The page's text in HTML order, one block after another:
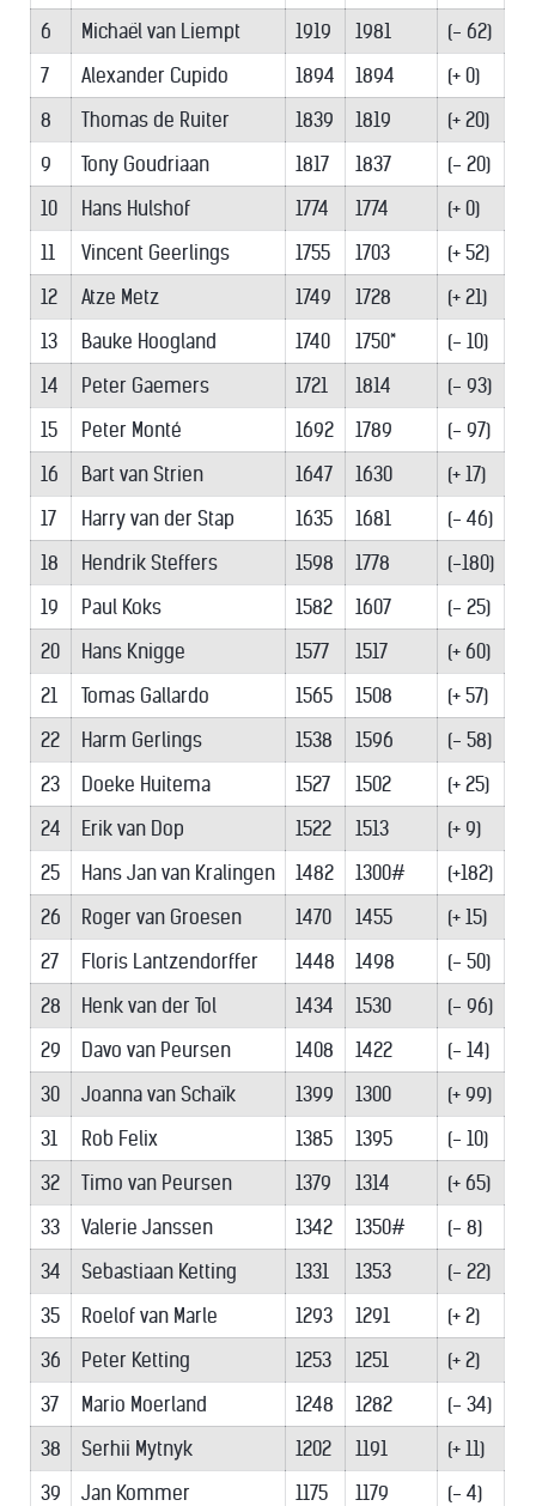
6
Michaël van Liempt 1919 1981
(- 62)
7
Alexander Cupido 1894 1894
(+ 0)
8
Thomas de Ruiter 1839 1819
(+ 20)
9
Tony Goudriaan 1817 1837
(- 20)
10
Hans Hulshof 1774 1774
(+ 0)
11
Vincent Geerlings 1755 1703
(+ 52)
12
Atze Metz 1749 1728
(+ 21)
13
Bauke Hoogland 1740 1750*
(- 10)
14
Peter Gaemers 1721 1814
(- 93)
15
Peter Monté 1692 1789
(- 97)
16
Bart van Strien 1647 1630
(+ 17)
17
Harry van der Stap 1635 1681
(- 46)
18
Hendrik Steffers 1598 1778
(-180)
19
Paul Koks 1582 1607
(- 25)
20
Hans Knigge 1577 1517
(+ 60)
21
Tomas Gallardo 1565 1508
(+ 57)
22
Harm Gerlings 1538 1596
(- 58)
23
Doeke Huitema 1527 1502
(+ 25)
24
Erik van Dop 1522 1513
(+ 9)
25
Hans Jan van Kralingen 1482 1300#
(+182)
26
Roger van Groesen 1470 1455
(+ 15)
27
Floris Lantzendorffer 1448 1498
(- 50)
28
Henk van der Tol 1434 1530
(- 96)
29
Davo van Peursen 1408 1422
(- 14)
30
Joanna van Schaïk 1399 1300
(+ 99)
31
Rob Felix 1385 1395
(- 10)
32
Timo van Peursen 1379 1314
(+ 65)
33
Valerie Janssen 1342 1350#
(- 8)
34
Sebastiaan Ketting 1331 1353
(- 22)
35
Roelof van Marle 1293 1291
(+ 2)
36
Peter Ketting 1253 1251
(+ 2)
37
Mario Moerland 1248 1282
(- 34)
38
Serhii Mytnyk 1202 1191
(+ 11)
39
Jan Kommer 1175 1179
(- 4)